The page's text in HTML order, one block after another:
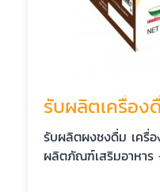
รับผลิตเครื่อง
รับผลิตผงชงดื่ม เครื่
ผลิตภัณฑ์เสริมอาหาร